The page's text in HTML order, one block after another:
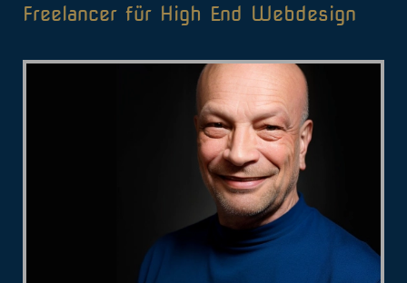
Freelancer für High End Webdesign